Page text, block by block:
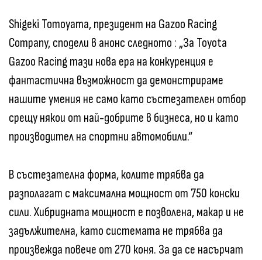
Shigeki Tomoyama, президент на Gazoo Racing
Company, сподели в анонс следното : „За Toyota
Gazoo Racing тази нова ера на конкуренция е
фантастична възможност да демонстрираме
нашите умения не само като състезателен отбор
срещу някои от най-добрите в бизнеса, но и като
производител на спортни автомобили.“
В състезателна форма, колите трябва да
разполагат с максимална мощност от 750 конски
сили. Хибридната мощност е позволена, макар и не
задължителна, като системата не трябва да
произвежда повече от 270 коня. За да се насърчат